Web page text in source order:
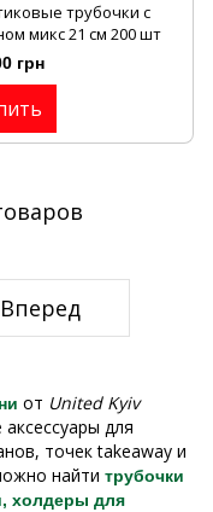
трубочки с
микс 21 см 200 шт
грн
Вперед
от United Kyiv
для
точек takeaway и
найти трубочки
холдеры для